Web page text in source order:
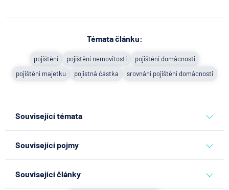
Témata článku:
pojištění pojištění nemovitosti
pojištění domácnosti
pojištění majetku
pojistná částka srovnání pojištění domácnosti
Související témata
Související pojmy
Havarijní pojištění
Související články